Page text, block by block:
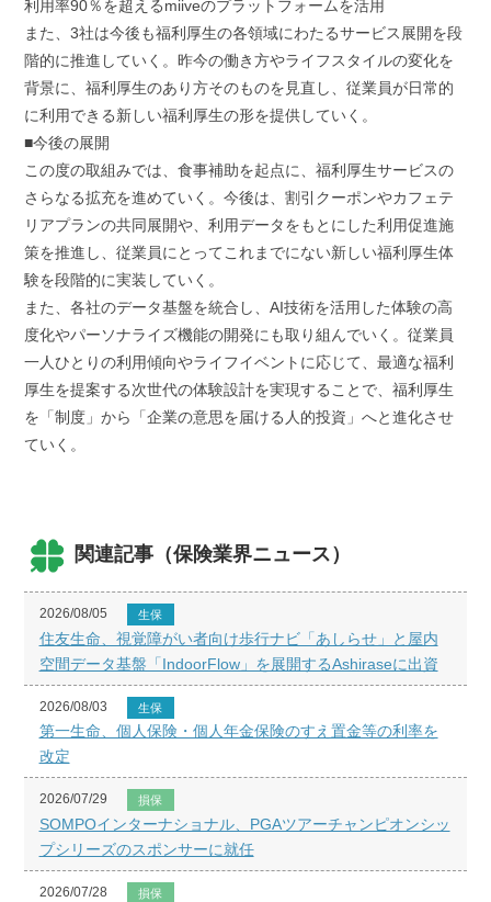
利用率90％を超えるmiiveのプラットフォームを活用
また、3社は今後も福利厚生の各領域にわたるサービス展開を段
階的に推進していく。昨今の働き方やライフスタイルの変化を
背景に、福利厚生のあり方そのものを見直し、従業員が日常的
に利用できる新しい福利厚生の形を提供していく。
■今後の展開
この度の取組みでは、食事補助を起点に、福利厚生サービスの
さらなる拡充を進めていく。今後は、割引クーポンやカフェテ
リアプランの共同展開や、利用データをもとにした利用促進施
策を推進し、従業員にとってこれまでにない新しい福利厚生体
験を段階的に実装していく。
また、各社のデータ基盤を統合し、AI技術を活用した体験の高
度化やパーソナライズ機能の開発にも取り組んでいく。従業員
一人ひとりの利用傾向やライフイベントに応じて、最適な福利
厚生を提案する次世代の体験設計を実現することで、福利厚生
を「制度」から「企業の意思を届ける人的投資」へと進化させ
ていく。
関連記事（保険業界ニュース）
2026/08/05 生保
住友生命、視覚障がい者向け歩行ナビ「あしらせ」と屋内
空間データ基盤「IndoorFlow」を展開するAshiraseに出資
2026/08/03 生保
第一生命、個人保険・個人年金保険のすえ置金等の利率を
改定
2026/07/29 損保
SOMPOインターナショナル、PGAツアーチャンピオンシッ
プシリーズのスポンサーに就任
2026/07/28 損保